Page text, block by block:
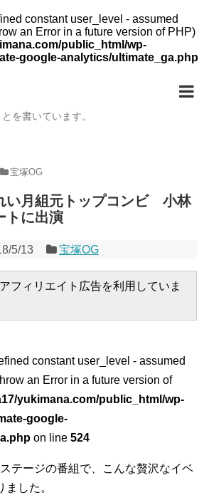
constant user_level - assumed
an Error in a future version of PHP)
public_html/wp-
google-analytics/ultimate_ga.php
を書いています。
宝塚OG
い月組元トップコンビ 小林
トに出演
5/13 宝塚OG
ィリエイト広告を利用していま
constant user_level - assumed
an Error in a future version of
yukimana.com/public_html/wp-
google-
on line 524
テージの番組で、こんな贅沢なイベ
した。